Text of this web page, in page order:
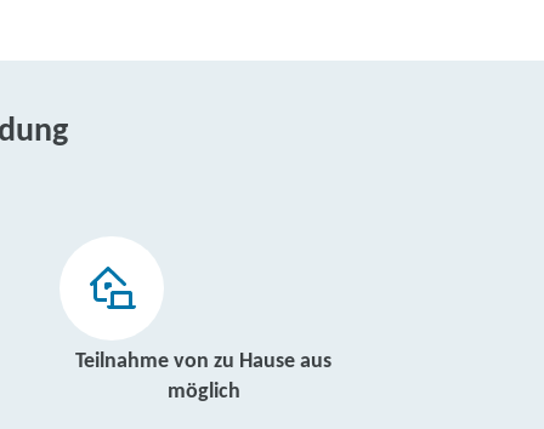
Teilnahme von zu Hause aus
möglich